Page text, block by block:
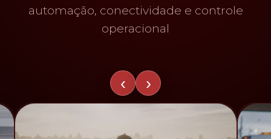
automação, conectividade e controle
operacional
‹ ›